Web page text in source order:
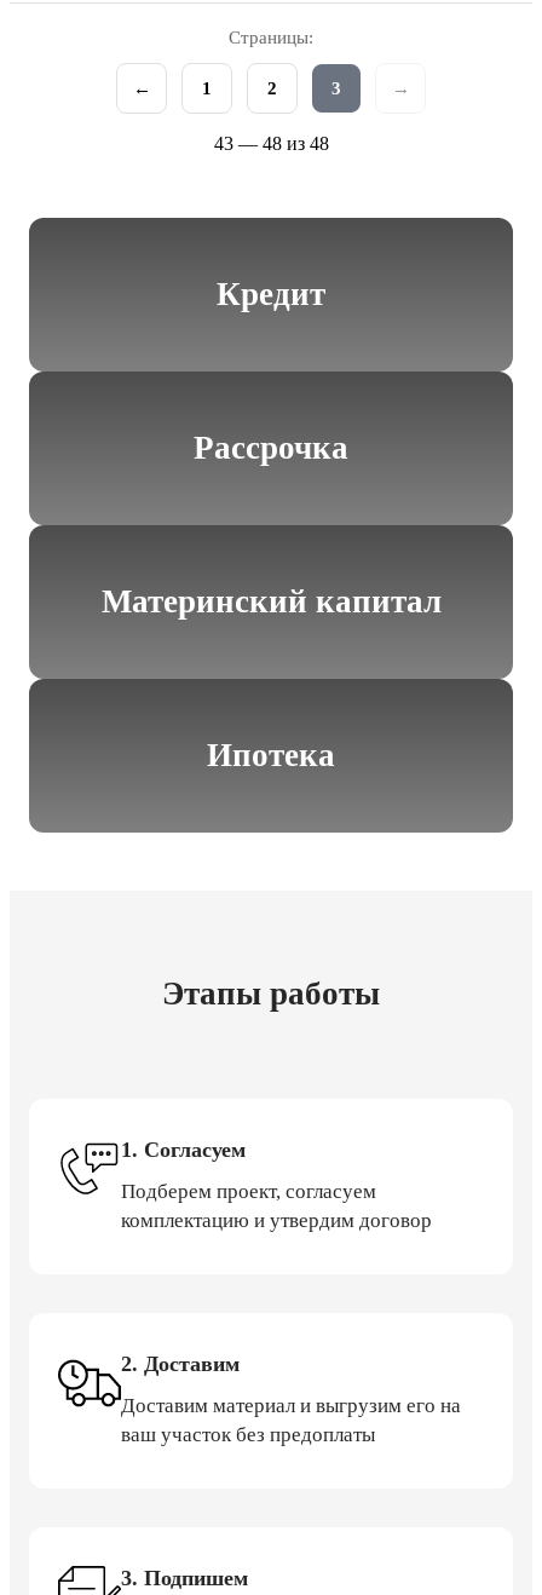
Страницы:
← 1 2 3 →
43 — 48 из 48
Кредит
Рассрочка
Материнский капитал
Ипотека
Этапы работы
1. Согласуем
Подберем проект, согласуем
комплектацию и утвердим договор
2. Доставим
Доставим материал и выгрузим его на
ваш участок без предоплаты
3. Подпишем